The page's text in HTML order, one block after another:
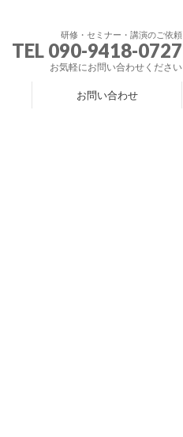
研修・セミナー・講演のご依頼
TEL 090-9418-0727
お気軽にお問い合わせください
お問い合わせ